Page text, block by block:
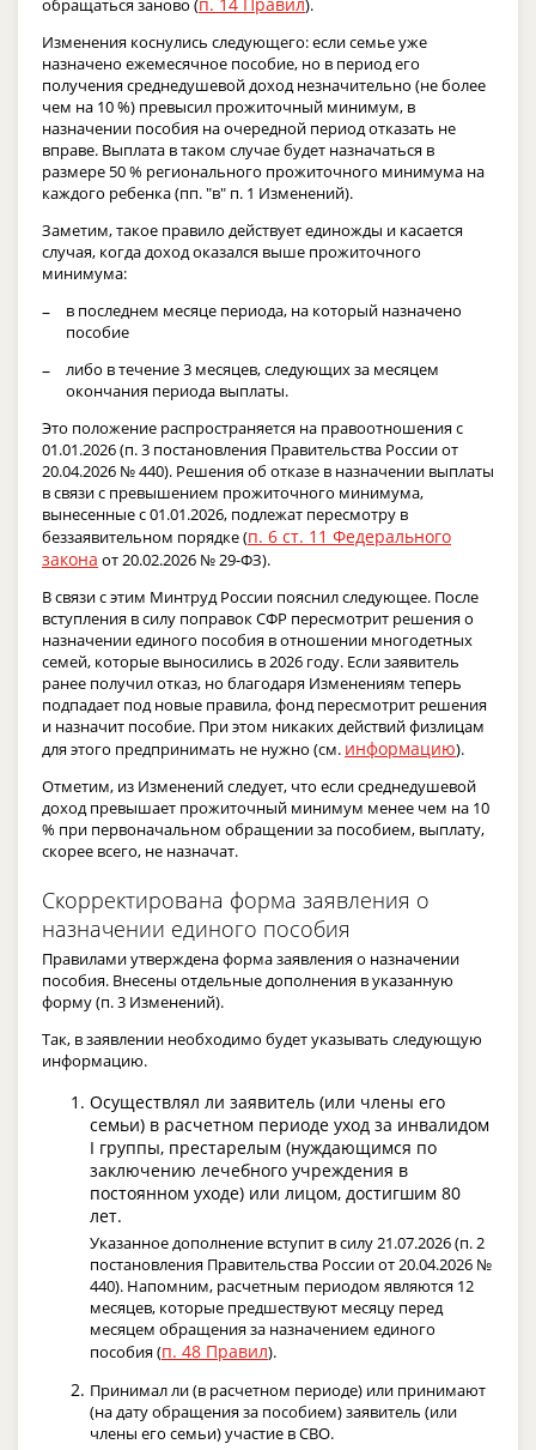
обращаться заново (
).
Изменения коснулись следующего: если семье уже
назначено ежемесячное пособие, но в период его
получения среднедушевой доход незначительно (не более
чем на 10 %) превысил прожиточный минимум, в
назначении пособия на очередной период отказать не
вправе. Выплата в таком случае будет назначаться в
размере 50 % регионального прожиточного минимума на
каждого ребенка (пп. "в" п. 1 Изменений).
Заметим, такое правило действует единожды и касается
случая, когда доход оказался выше прожиточного
минимума:
в последнем месяце периода, на который назначено
пособие
либо в течение 3 месяцев, следующих за месяцем
окончания периода выплаты.
Это положение распространяется на правоотношения с
01.01.2026 (п. 3 постановления Правительства России от
20.04.2026 № 440). Решения об отказе в назначении выплаты
в связи с превышением прожиточного минимума,
вынесенные с 01.01.2026, подлежат пересмотру в
беззаявительном порядке (п. 6 ст. 11 Федерального
закона от 20.02.2026 № 29-ФЗ).
В связи с этим Минтруд России пояснил следующее. После
вступления в силу поправок СФР пересмотрит решения о
назначении единого пособия в отношении многодетных
семей, которые выносились в 2026 году. Если заявитель
ранее получил отказ, но благодаря Изменениям теперь
подпадает под новые правила, фонд пересмотрит решения
и назначит пособие. При этом никаких действий физлицам
для этого предпринимать не нужно (см. информацию).
Отметим, из Изменений следует, что если среднедушевой
доход превышает прожиточный минимум менее чем на 10
% при первоначальном обращении за пособием, выплату,
скорее всего, не назначат.
Скорректирована форма заявления о
назначении единого пособия
Правилами утверждена форма заявления о назначении
пособия. Внесены отдельные дополнения в указанную
форму (п. 3 Изменений).
Так, в заявлении необходимо будет указывать следующую
информацию.
Осуществлял ли заявитель (или члены его
семьи) в расчетном периоде уход за инвалидом
I группы, престарелым (нуждающимся по
заключению лечебного учреждения в
постоянном уходе) или лицом, достигшим 80
лет.
Указанное дополнение вступит в силу 21.07.2026 (п. 2
постановления Правительства России от 20.04.2026 №
440). Напомним, расчетным периодом являются 12
месяцев, которые предшествуют месяцу перед
месяцем обращения за назначением единого
пособия (п. 48 Правил).
Принимал ли (в расчетном периоде) или принимают
(на дату обращения за пособием) заявитель (или
члены его семьи) участие в СВО.